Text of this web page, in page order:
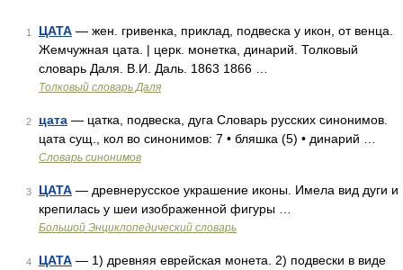
1 ЦАТА — жен. гривенка, приклад, подвеска у икон, от венца.
Жемчужная цата. | церк. монетка, динарий. Толковый
словарь Даля. В.И. Даль. 1863 1866 …
Толковый словарь Даля
2 цата — цатка, подвеска, дуга Словарь русских синонимов.
цата сущ., кол во синонимов: 7 • бляшка (5) • динарий …
Словарь синонимов
3 ЦАТА — древнерусское украшение иконы. Имела вид дуги и
крепилась у шеи изображенной фигуры …
Большой Энциклопедический словарь
4 ЦАТА — 1) древняя еврейская монета. 2) подвески в виде